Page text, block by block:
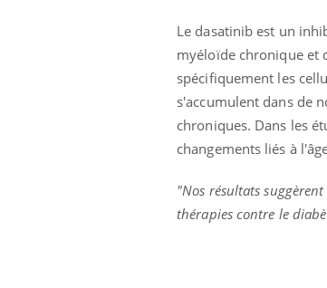
Le dasatinib est un
myéloïde chronique et
spécifiquement les
s'accumulent dans de
chroniques. Dans les
changements liés à
"Nos résultats
thérapies contre le
Toujours
comment le
empiète de plus
sur nos soirées